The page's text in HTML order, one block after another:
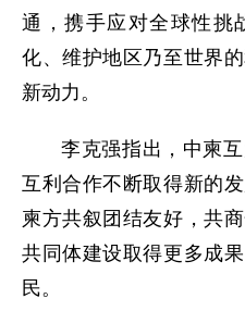
通，携手应对全球性挑
化、维护地区乃至世界
新动力。
李克强指出，中柬
互利合作不断取得新的
柬方共叙团结友好，共
共同体建设取得更多成
民。